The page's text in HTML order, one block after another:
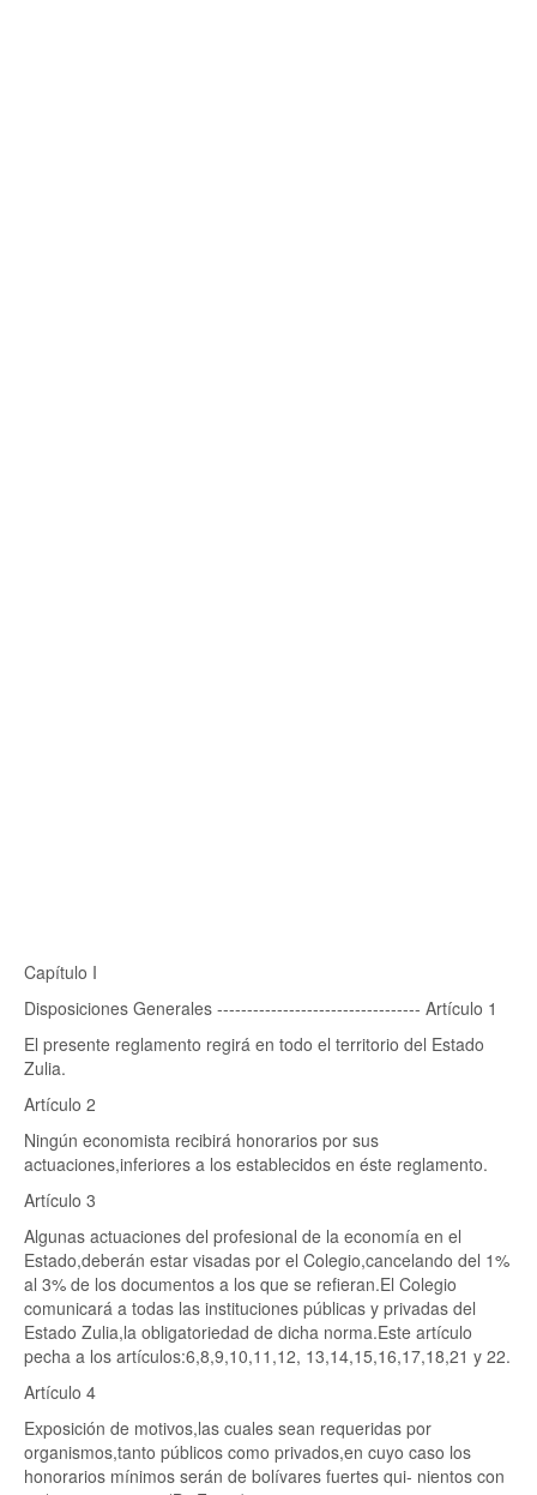
Capítulo I
Disposiciones Generales ---------------------------------- Artículo 1
El presente reglamento regirá en todo el territorio del Estado
Zulia.
Artículo 2
Ningún economista recibirá honorarios por sus
actuaciones,inferiores a los establecidos en éste reglamento.
Artículo 3
Algunas actuaciones del profesional de la economía en el
Estado,deberán estar visadas por el Colegio,cancelando del 1%
al 3% de los documentos a los que se refieran.El Colegio
comunicará a todas las instituciones públicas y privadas del
Estado Zulia,la obligatoriedad de dicha norma.Este artículo
pecha a los artículos:6,8,9,10,11,12, 13,14,15,16,17,18,21 y 22.
Artículo 4
Exposición de motivos,las cuales sean requeridas por
organismos,tanto públicos como privados,en cuyo caso los
honorarios mínimos serán de bolívares fuertes qui- nientos con